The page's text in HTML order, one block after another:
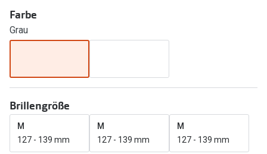
Ratgeber
Gleitsicht Ratgeber
Alle Brillen Ratgeber
Angebote
Brillen 2 für 1
Ray-Ban
Oakley
Farbe
Grau
Brillengröße
M
127 - 139 mm
M
127 - 139 mm
M
127 - 139 mm